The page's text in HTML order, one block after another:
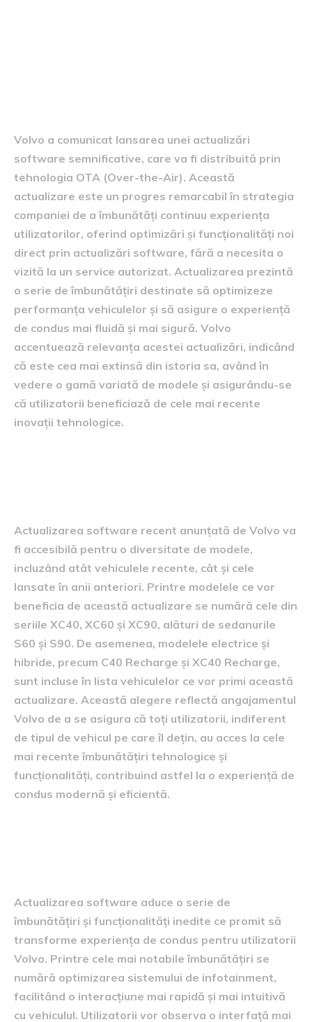
Volvo a comunicat lansarea unei actualizări
software semnificative, care va fi distribuită prin
tehnologia OTA (Over-the-Air). Această
actualizare este un progres remarcabil în strategia
companiei de a îmbunătăți continuu experiența
utilizatorilor, oferind optimizări și funcționalități noi
direct prin actualizări software, fără a necesita o
vizită la un service autorizat. Actualizarea prezintă
o serie de îmbunătățiri destinate să optimizeze
performanța vehiculelor și să asigure o experiență
de condus mai fluidă și mai sigură. Volvo
accentuează relevanța acestei actualizări, indicând
că este cea mai extinsă din istoria sa, având în
vedere o gamă variată de modele și asigurându-se
că utilizatorii beneficiază de cele mai recente
inovații tehnologice.
Actualizarea software recent anunțată de Volvo va
fi accesibilă pentru o diversitate de modele,
incluzând atât vehiculele recente, cât și cele
lansate în anii anteriori. Printre modelele ce vor
beneficia de această actualizare se numără cele din
seriile XC40, XC60 și XC90, alături de sedanurile
S60 și S90. De asemenea, modelele electrice și
hibride, precum C40 Recharge și XC40 Recharge,
sunt incluse în lista vehiculelor ce vor primi această
actualizare. Această alegere reflectă angajamentul
Volvo de a se asigura că toți utilizatorii, indiferent
de tipul de vehicul pe care îl dețin, au acces la cele
mai recente îmbunătățiri tehnologice și
funcționalități, contribuind astfel la o experiență de
condus modernă și eficientă.
Actualizarea software aduce o serie de
îmbunătățiri și funcționalități inedite ce promit să
transforme experiența de condus pentru utilizatorii
Volvo. Printre cele mai notabile îmbunătățiri se
numără optimizarea sistemului de infotainment,
facilitând o interacțiune mai rapidă și mai intuitivă
cu vehiculul. Utilizatorii vor observa o interfață mai